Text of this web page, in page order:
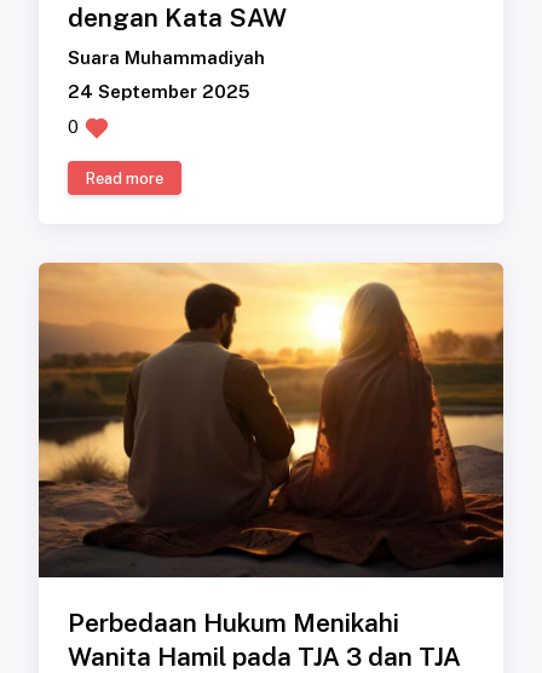
dengan Kata SAW
Suara Muhammadiyah
24 September 2025
0
Read more
Perbedaan Hukum Menikahi
Wanita Hamil pada TJA 3 dan TJA